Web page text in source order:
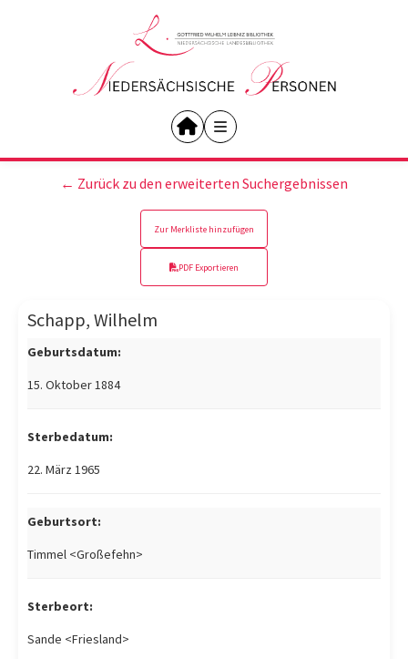
← Zurück zu den erweiterten Suchergebnissen
Zur Merkliste hinzufügen
PDF Exportieren
Schapp, Wilhelm
Geburtsdatum:
15. Oktober 1884
Sterbedatum:
22. März 1965
Geburtsort:
Timmel <Großefehn>
Sterbeort:
Sande <Friesland>